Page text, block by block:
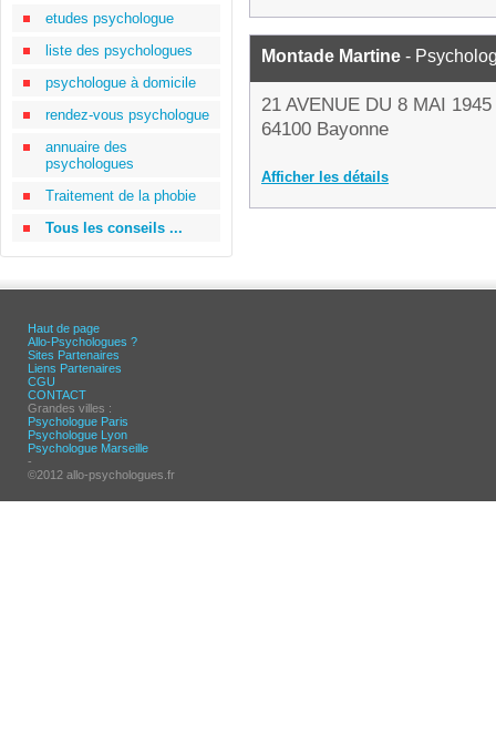
etudes psychologue
liste des psychologues
psychologue à domicile
rendez-vous psychologue
annuaire des
psychologues
Traitement de la phobie
Tous les conseils ...
Montade Martine -
21 AVENUE DU 8 MAI 1945
64100 Bayonne
Afficher les détails
Haut de page
Allo-Psychologues ?
Sites Partenaires
Liens Partenaires
CGU
CONTACT
Grandes villes :
Psychologue Paris
Psychologue Lyon
Psychologue Marseille
-
©2012 allo-psychologues.fr